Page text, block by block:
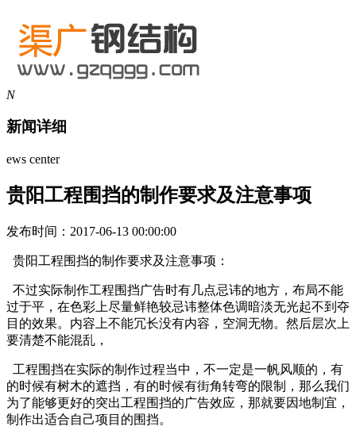
N
新闻详细
ews center
贵阳工程围挡的制作要求及注意事项
发布时间：2017-06-13 00:00:00
贵阳工程围挡的制作要求及注意事项：
不过实际制作工程围挡广告时有几点忌讳的地方，布局不能
过于平，在色彩上尽量鲜艳较忌讳整体色调暗淡无光起不到夺
目的效果。内容上不能冗长没有内容，空洞无物。然后层次上
要清楚不能混乱，
工程围挡在实际的制作过程当中，不一定是一帆风顺的，有
的时候有树木的遮挡，有的时候有街角转弯的限制，那么我们
为了能够更好的突出工程围挡的广告效应，那就要因地制宜，
制作出适合自己项目的围挡。